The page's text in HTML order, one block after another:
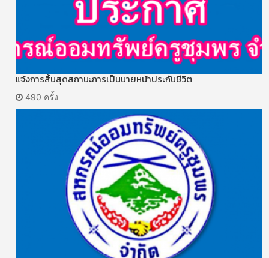
แจ้งการสิ้นสุดสถานะการเป็นนายหน้าประกันชีวิต
490 ครั้ง